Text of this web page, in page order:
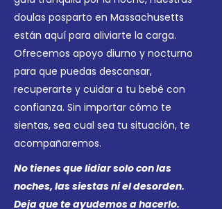
doulas posparto en Massachusetts
están aquí para aliviarte la carga.
Ofrecemos apoyo diurno y nocturno
para que puedas descansar,
recuperarte y cuidar a tu bebé con
confianza. Sin importar cómo te
sientas, sea cual sea tu situación, te
acompañaremos.
No tienes que lidiar solo con las
noches, las siestas ni el desorden.
Deja que te ayudemos a hacerlo.